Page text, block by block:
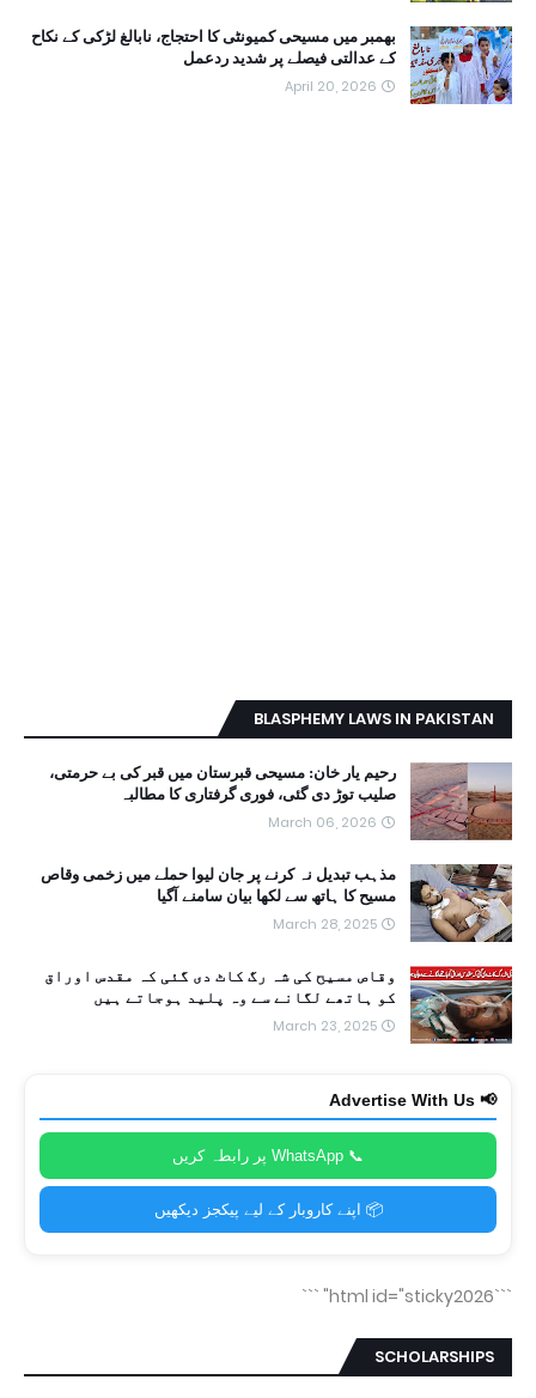
بھمبر میں مسیحی کمیونٹی کا احتجاج، نابالغ لڑکی کے نکاح
کے عدالتی فیصلے پر شدید ردعمل
April 20, 2026
BLASPHEMY LAWS IN PAKISTAN
رحیم یار خان: مسیحی قبرستان میں قبر کی بے حرمتی،
صلیب توڑ دی گئی، فوری گرفتاری کا مطالبہ
March 06, 2026
مذہب تبدیل نہ کرنے پر جان لیوا حملے میں زخمی وقاص
مسیح کا ہاتھ سے لکھا بیان سامنے آگیا
March 28, 2025
وقاص مسیح کی شہ رگ کاٹ دی گئی کہ مقدس اوراق
کو ہاتھے لگانے سے وہ پلید ہوجاتے ہیں
March 23, 2025
📢 Advertise With Us
📞 WhatsApp پر رابطہ کریں
📦 اپنے کاروبار کے لیے پیکجز دیکھیں
```html id="sticky2026"
```
SCHOLARSHIPS